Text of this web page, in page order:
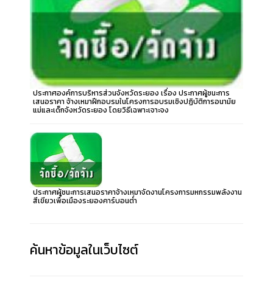
ประกาศองค์การบริหารส่วนจังหวัดระยอง เรื่อง ประกาศผู้ชนะการ
เสนอราคา จ้างเหมาฝึกอบรมในโครงการอบรมเชิงปฏิบัติการอนามัย
แม่และเด็กจังหวัดระยอง โดยวิธีเฉพาะเจาะจง
ประกาศผู้ชนะการเสนอราคาจ้างเหมาจัดงานโครงการมหกรรมพลังงาน
สีเขียวเพื่อเมืองระยองคาร์บอนต่ำ
ค้นหาข้อมูลในเว็บไซต์